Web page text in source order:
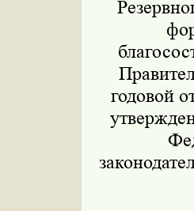
годовой